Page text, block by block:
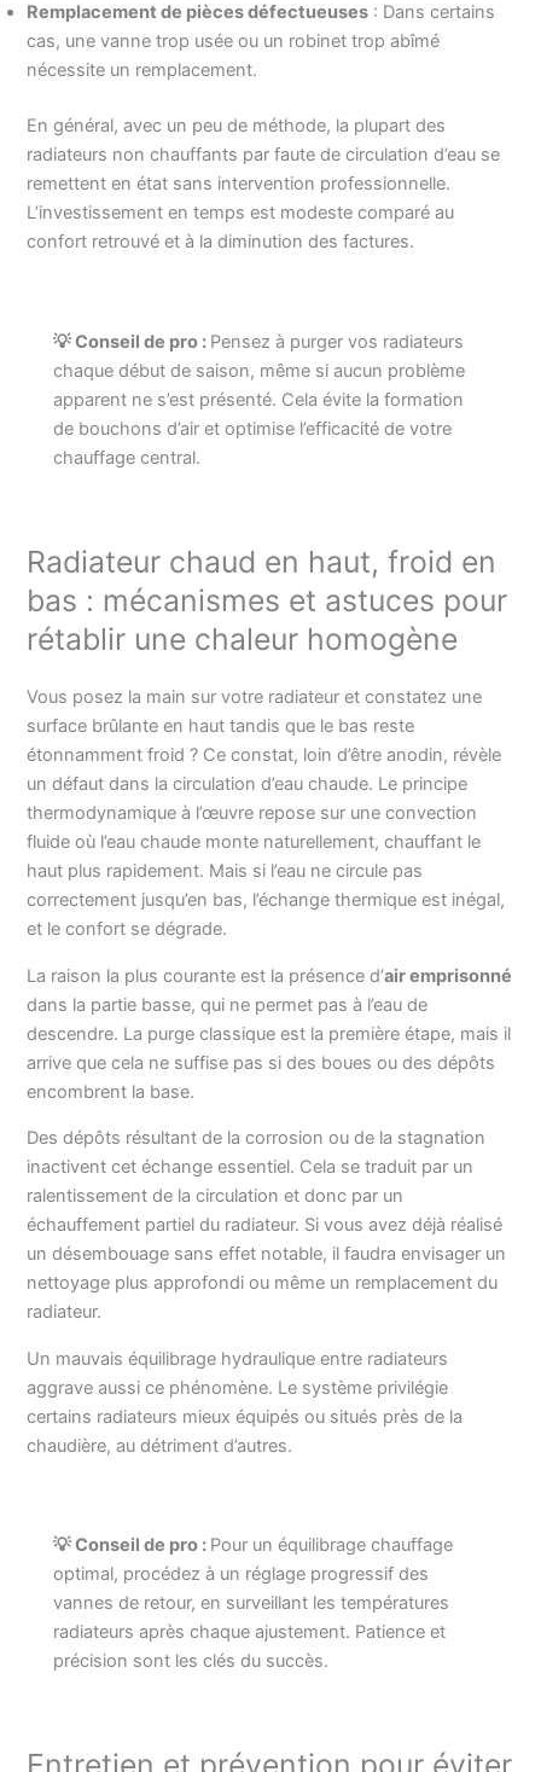
Remplacement de pièces défectueuses : Dans certains
cas, une vanne trop usée ou un robinet trop abîmé
nécessite un remplacement.
En général, avec un peu de méthode, la plupart des
radiateurs non chauffants par faute de circulation d’eau se
remettent en état sans intervention professionnelle.
L’investissement en temps est modeste comparé au
confort retrouvé et à la diminution des factures.
💡 Conseil de pro : Pensez à purger vos radiateurs
chaque début de saison, même si aucun problème
apparent ne s’est présenté. Cela évite la formation
de bouchons d’air et optimise l’efficacité de votre
chauffage central.
Radiateur chaud en haut, froid en
bas : mécanismes et astuces pour
rétablir une chaleur homogène
Vous posez la main sur votre radiateur et constatez une
surface brûlante en haut tandis que le bas reste
étonnamment froid ? Ce constat, loin d’être anodin, révèle
un défaut dans la circulation d’eau chaude. Le principe
thermodynamique à l’œuvre repose sur une convection
fluide où l’eau chaude monte naturellement, chauffant le
haut plus rapidement. Mais si l’eau ne circule pas
correctement jusqu’en bas, l’échange thermique est inégal,
et le confort se dégrade.
La raison la plus courante est la présence d’air emprisonné
dans la partie basse, qui ne permet pas à l’eau de
descendre. La purge classique est la première étape, mais il
arrive que cela ne suffise pas si des boues ou des dépôts
encombrent la base.
Des dépôts résultant de la corrosion ou de la stagnation
inactivent cet échange essentiel. Cela se traduit par un
ralentissement de la circulation et donc par un
échauffement partiel du radiateur. Si vous avez déjà réalisé
un désembouage sans effet notable, il faudra envisager un
nettoyage plus approfondi ou même un remplacement du
radiateur.
Un mauvais équilibrage hydraulique entre radiateurs
aggrave aussi ce phénomène. Le système privilégie
certains radiateurs mieux équipés ou situés près de la
chaudière, au détriment d’autres.
💡 Conseil de pro : Pour un équilibrage chauffage
optimal, procédez à un réglage progressif des
vannes de retour, en surveillant les températures
radiateurs après chaque ajustement. Patience et
précision sont les clés du succès.